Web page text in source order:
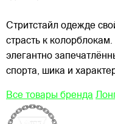
Стритстайл одежде
страсть к
элегантно
спорта, шика и
Все товары бренда